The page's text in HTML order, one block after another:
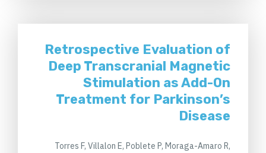
Retrospective Evaluation of
Deep Transcranial Magnetic
Stimulation as Add-On
Treatment for Parkinson’s
Disease
Torres F, Villalon E, Poblete P, Moraga-Amaro R,